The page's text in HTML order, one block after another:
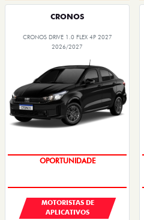
CRONOS
CRONOS DRIVE 1.0 FLEX 4P 2027
2026/2027
OPORTUNIDADE
MOTORISTAS DE
APLICATIVOS